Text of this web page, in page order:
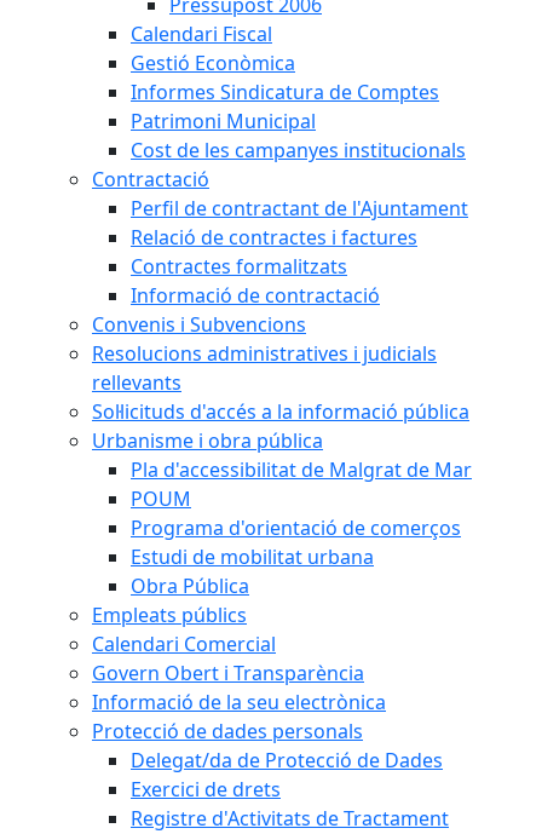
Calendari Fiscal
Gestió Econòmica
Informes Sindicatura de Comptes
Patrimoni Municipal
Cost de les campanyes institucionals
Contractació
Perfil de contractant de l'Ajuntament
Relació de contractes i factures
Contractes formalitzats
Informació de contractació
Convenis i Subvencions
Resolucions administratives i judicials
rellevants
Sol·licituds d'accés a la informació pública
Urbanisme i obra pública
Pla d'accessibilitat de Malgrat de Mar
POUM
Programa d'orientació de comerços
Estudi de mobilitat urbana
Obra Pública
Empleats públics
Calendari Comercial
Govern Obert i Transparència
Informació de la seu electrònica
Protecció de dades personals
Delegat/da de Protecció de Dades
Exercici de drets
Registre d'Activitats de Tractament